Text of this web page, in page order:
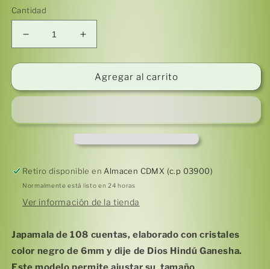
Cantidad
Reducir
cantidad
para
Mala
(ajustable)
Aumentar
cantidad
para
Japa
Mala
(ajustable)
Agregar al carrito
Retiro disponible enAlmacen CDMX (c.p 03900)
Normalmente está listo en 24 horas
Ver información de la tienda
Japamala de 108 cuentas, elaborado con cristales
color negro de 6mm y dije de Dios Hindú Ganesha.